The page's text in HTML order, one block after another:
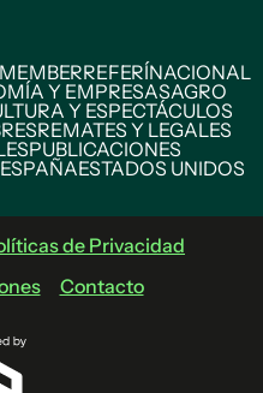
REFERÍNACIONAL
Y EMPRESASAGRO
Y ESPECTÁCULOS
REMATES Y LEGALES
PUBLICACIONES
ESPAÑAESTADOS UNIDOS
de Privacidad
Contacto